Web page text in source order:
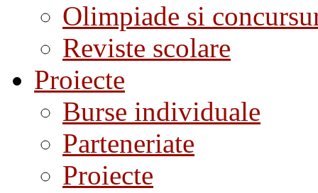
Olimpiade si
Reviste scolare
Proiecte
Burse individuale
Parteneriate
Proiecte